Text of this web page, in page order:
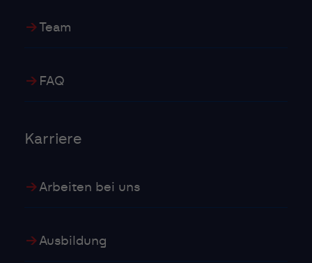
Team
FAQ
Karriere
Arbeiten bei uns
Ausbildung